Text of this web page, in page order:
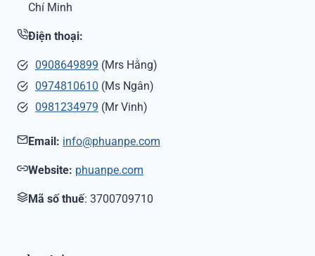
Chí Minh
Điện thoại:
0908649899 (Mrs Hằng)
0974810610 (Ms Ngân)
0981234979 (Mr Vinh)
Email: info@phuanpe.com
Website: phuanpe.com
Mã số thuế: 3700709710